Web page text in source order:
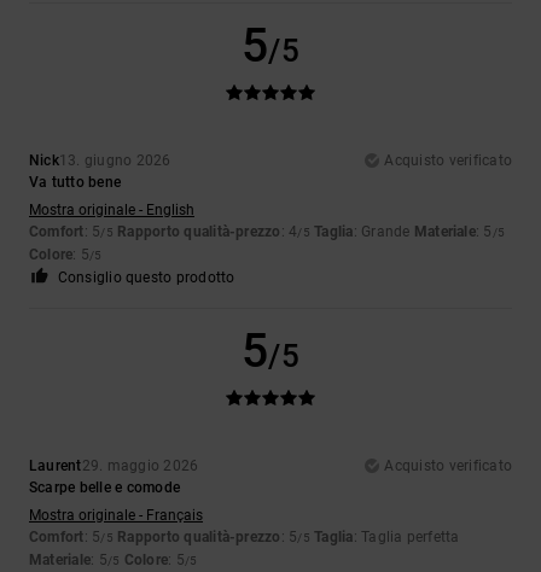
5/5
Nick13. giugno 2026
Acquisto verificato
Va tutto bene
Mostra originale - English
Comfort: 5/5 Rapporto qualità-prezzo : 4/5 Taglia: Grande Materiale: 5 /5
Colore: 5/5
Consiglio questo prodotto
5/5
Laurent29. maggio 2026
Acquisto verificato
Scarpe belle e comode
Mostra originale - Français
Comfort: 5/5 Rapporto qualità-prezzo : 5/5 Taglia: Taglia perfetta
Materiale: 5/5 Colore: 5/5